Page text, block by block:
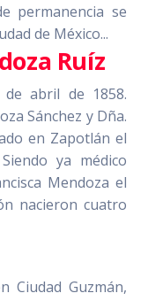
permanencia se
de México...
Ruíz
abril de 1858.
Sánchez y Dña.
en Zapotlán el
ya médico
Mendoza el
nacieron cuatro
Ciudad Guzmán,